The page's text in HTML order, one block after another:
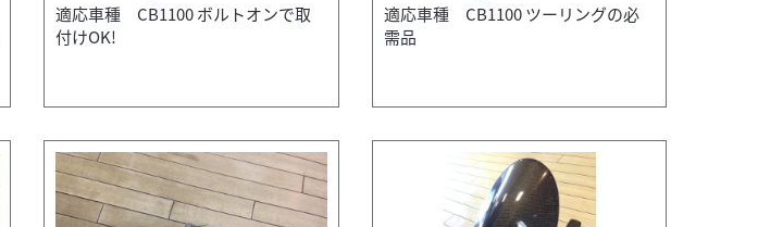
適応車種 CB1100 ボルトオンで取
付けOK!
適応車種 CB1100 ツーリングの必
需品